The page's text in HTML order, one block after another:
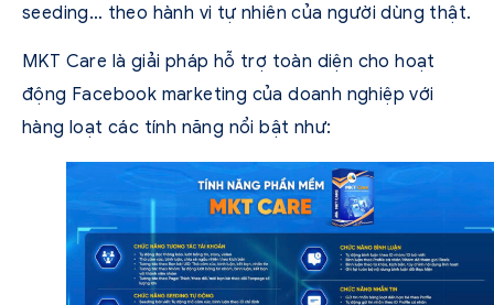
seeding… theo hành vi tự nhiên của người dùng thật.
MKT Care là giải pháp hỗ trợ toàn diện cho hoạt
động Facebook marketing của doanh nghiệp với
hàng loạt các tính năng nổi bật như: